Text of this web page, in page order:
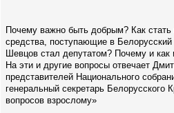
Почему важно быть добрым? Как
средства, поступающие в
Шевцов стал депутатом? Почему и как
На эти и другие вопросы отвечает
представителей Национального
генеральный секретарь Белорусского
вопросов взрослому»